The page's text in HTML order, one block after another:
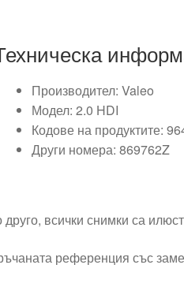
Производител: Valeo
Модел: 2.0 HDI
Кодове на продуктите:
Други номера: 869762Z
всички снимки са
референция със